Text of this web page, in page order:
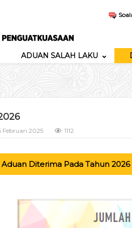
ADUAN SALAH LAKU
Februari 2025 1112
Diterima Pada Tahun 2026